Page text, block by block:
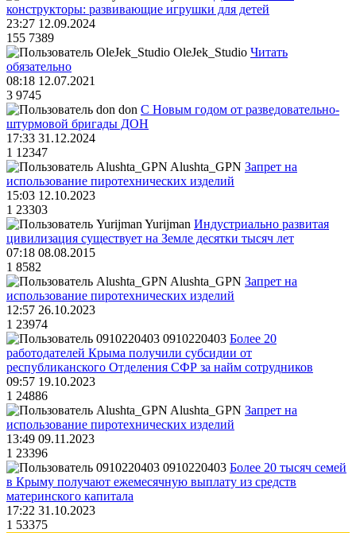
конструкторы: развивающие игрушки для детей
23:27 12.09.2024
155 7389
OleJek_Studio Читать
обязательно
08:18 12.07.2021
3 9745
don С Новым годом от разведовательно-
штурмовой бригады ДОН
17:33 31.12.2024
1 12347
Alushta_GPN Запрет на
использование пиротехнических изделий
15:03 12.10.2023
1 23303
Yurijman Индустриально развитая
цивилизация существует на Земле десятки тысяч лет
07:18 08.08.2015
1 8582
Alushta_GPN Запрет на
использование пиротехнических изделий
12:57 26.10.2023
1 23974
0910220403 Более 20
работодателей Крыма получили субсидии от
республиканского Отделения СФР за найм сотрудников
09:57 19.10.2023
1 24886
Alushta_GPN Запрет на
использование пиротехнических изделий
13:49 09.11.2023
1 23396
0910220403 Более 20 тысяч семей
в Крыму получают ежемесячную выплату из средств
материнского капитала
17:22 31.10.2023
1 53375